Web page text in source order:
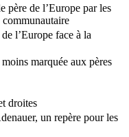
père de l’Europe par les
communautaire
l’Europe face à la
marquée aux pères
droites
un repère pour les